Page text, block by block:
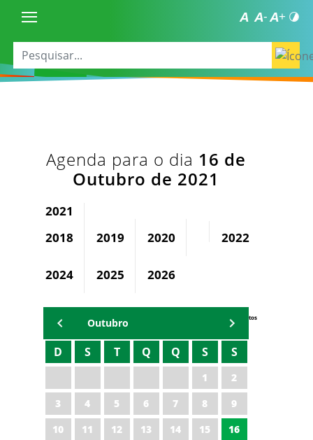
Agenda para o dia 16 de
Outubro de 2021
2021
2018
2019 2020 2022
2024 2025 2026
Eventos
Outubro
D S T Q Q S S
1
2
3
4 5 6 7 8
9
10
11 12 13 14 15
16